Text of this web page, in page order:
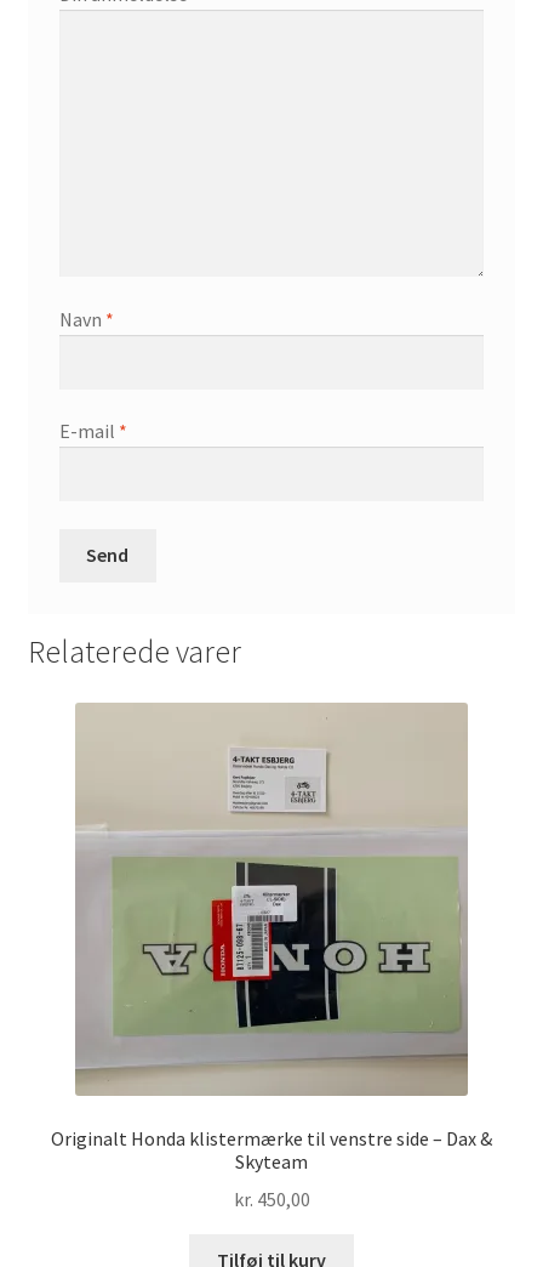
Navn *
E-mail *
Relaterede varer
Originalt Honda klistermærke til venstre side – Dax &
Skyteam
kr. 450,00
Tilføj til kurv